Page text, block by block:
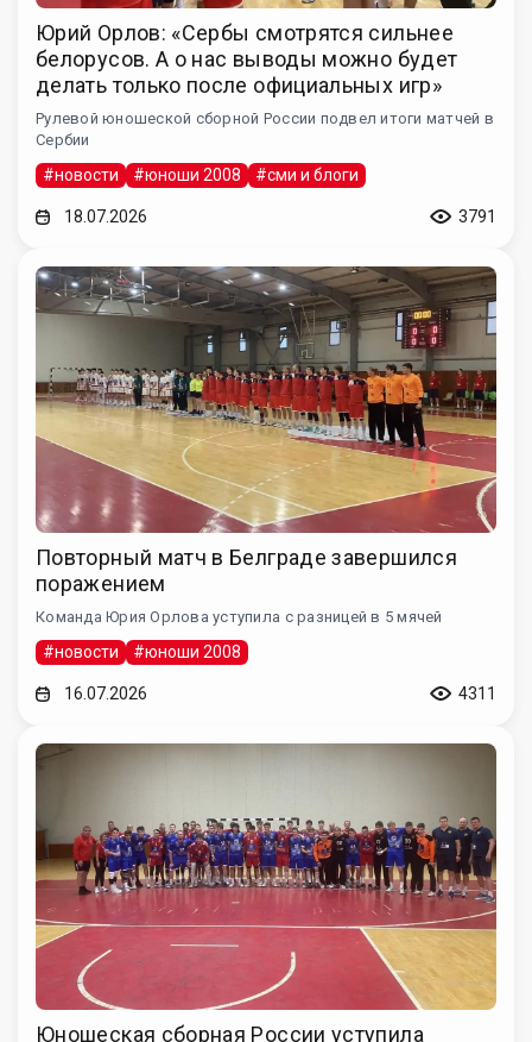
Юрий Орлов: «Сербы смотрятся сильнее
белорусов. А о нас выводы можно будет
делать только после официальных игр»
Рулевой юношеской сборной России подвел итоги матчей в
Сербии
#новости #юноши 2008 #сми и блоги
18.07.2026 3791
Повторный матч в Белграде завершился
поражением
Команда Юрия Орлова уступила с разницей в 5 мячей
#новости #юноши 2008
16.07.2026 4311
Юношеская сборная России уступила